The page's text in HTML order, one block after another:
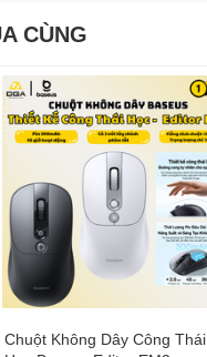
CÙNG
Chuột Không Dây Công Thái